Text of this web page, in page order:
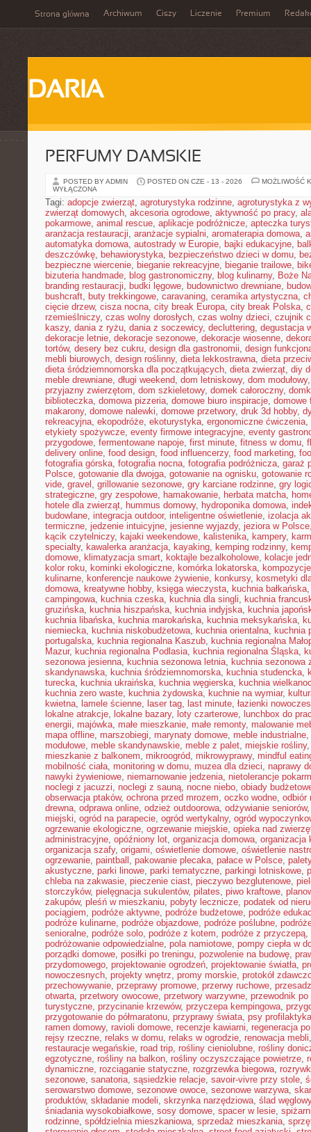
Strona główna Archiwum Ciszy Liczenie Premium
DARIA
PERFUMY DAMSKIE
POSTED BY ADMIN POSTED ON CZE - 13 - 2026
MOŻLIWOŚĆ
WYŁĄCZONA
Tagi: adopcje zwierząt, agroturystyka rodzinne, agroturystyka z
zwierząt domowych, akcesoria ogrodowe, aktywność po pracy,
pokarmowe, animal rescue, aplikacje podróżnicze, apteczka
aranżacja restauracji, aranżacje sypialni, aromaterapia domowa,
automatyka domowa, autostrady w Europie, bajki edukacyjne,
deszczówkę, behawiorystyka, bezpieczeństwo dzieci w domu,
bezpieczne wiercenie, bieganie rekreacyjne, bieganie trailowe,
bizuteria handmade, blog gastronomiczny, blog kulinarny, Boże
branding restauracji, budki lęgowe, budownictwo drewniane,
bushcraft, buty trekkingowe, caravaning, ceramika artystyczna,
cięcie drzew, cisza nocna, city break Europa, city break Polska,
rzemieślniczy, czas wolny dorosłych, czas wolny dzieci, czujnik
kaszy, dania z ryżu, dania z soczewicy, decluttering, degustacja
dekoracje letnie, dekoracje sezonowe, dekoracje wiosenne,
tortów, desery bez cukru, design dla gastronomii, design
mebli biurowych, design roślinny, dieta lekkostrawna, dieta
dieta śródziemnomorska dla początkujących, dieta zwierząt, diy
meble drewniane, długi weekend, dom letniskowy, dom modułowy
przyjazny zwierzętom, dom szkieletowy, domek całoroczny,
biblioteczka, domowa pizzeria, domowe biuro inspiracje, domowe
makarony, domowe nalewki, domowe przetwory, druk 3d hobby,
rekreacyjna, ekopodróże, ekoturystyka, ergonomiczne ćwiczenia,
etykiety spożywcze, eventy firmowe integracyjne, eventy
przygodowe, fermentowane napoje, first minute, fitness w domu,
delivery online, food design, food influencerzy, food marketing,
fotografia górska, fotografia nocna, fotografia podróżnicza, garaż
Polsce, gotowanie dla dwojga, gotowanie na ognisku, gotowanie
vide, gravel , grillowanie sezonowe, gry karciane rodzinne, gry
strategiczne, gry zespołowe, hamakowanie, herbata matcha,
hotele dla zwierząt, hummus domowy, hydroponika domowa,
budowlane, integracja outdoor, inteligentne oświetlenie, izolacja
termiczne, jedzenie intuicyjne, jesienne wyjazdy, jeziora w Polsce
kącik czytelniczy, kajaki weekendowe, kalistenika, kampery,
specialty, kawalerka aranżacja, kayaking, kemping rodzinny,
domowe, klimatyzacja smart, koktajle bezalkoholowe, kolacje
kolor roku, kominki ekologiczne, komórka lokatorska,
kulinarne, konferencje naukowe żywienie, konkursy, kosmetyki
domowa, kreatywne hobby, księga wieczysta, kuchnia bałkańska
campingowa, kuchnia czeska, kuchnia dla singli, kuchnia
gruzińska, kuchnia hiszpańska, kuchnia indyjska, kuchnia
kuchnia libańska, kuchnia marokańska, kuchnia meksykańska,
niemiecka, kuchnia niskobudżetowa, kuchnia orientalna, kuchnia
portugalska, kuchnia regionalna Kaszub, kuchnia regionalna
Mazur, kuchnia regionalna Podlasia, kuchnia regionalna Śląska,
sezonowa jesienna, kuchnia sezonowa letnia, kuchnia sezonowa
skandynawska, kuchnia śródziemnomorska, kuchnia studencka,
turecka, kuchnia ukraińska, kuchnia węgierska, kuchnia
kuchnia zero waste, kuchnia żydowska, kuchnie na wymiar,
kwietna, lamele ścienne, laser tag, last minute, łazienki
lokalne atrakcje, lokalne bazary, loty czarterowe, lunchbox do
energii, majówka, małe mieszkanie, małe remonty, malowanie
mapa offline, marszobiegi, marynaty domowe, meble industrialne,
modułowe, meble skandynawskie, meble z palet, miejskie rośliny
mieszkanie z balkonem, mikroogród, mikrowyprawy, mindful
mobilność ciała, monitoring w domu, muzea dla dzieci, naprawy
nawyki żywieniowe, niemarnowanie jedzenia, nietolerancje
noclegi z jacuzzi, noclegi z sauną, nocne niebo, obiady
obserwacja ptaków, ochrona przed mrozem, oczko wodne, odbiór
drewna, odprawa online, odzież outdoorowa, odżywianie seniorów
miejski, ogród na parapecie, ogród wertykalny, ogród
ogrzewanie ekologiczne, ogrzewanie miejskie, opieka nad
administracyjne, opóźniony lot, organizacja domowa, organizacja
organizacja szafy, origami, oświetlenie domowe, oświetlenie
ogrzewanie, paintball , pakowanie plecaka, pałace w Polsce,
akustyczne, parki linowe, parki tematyczne, parkingi lotniskowe,
chleba na zakwasie, pieczenie ciast, pieczywo bezglutenowe,
storczyków, pielęgnacja sukulentów, pilates, piwo kraftowe,
zakupów, pleśń w mieszkaniu, pobyty lecznicze, podatek od
pociągiem, podróże aktywne, podróże budżetowe, podróże
podróże kulinarne, podróże objazdowe, podróże poślubne,
senioralne, podróże solo, podróże z kotem, podróże z przyczepą,
podróżowanie odpowiedzialne, pola namiotowe, pompy ciepła w
porządki domowe, posiłki po treningu, pozwolenie na budowę,
przydomowego, projektowanie ogrodzeń, projektowanie światła,
nowoczesnych, projekty wnętrz, promy morskie, protokół
przechowywanie, przeprawy promowe, przerwy ruchowe,
otwarta, przetwory owocowe, przetwory warzywne, przewodnik
turystyczne, przycinanie krzewów, przyczepa kempingowa,
przygotowanie do półmaratonu, przyprawy świata, psy profilaktyka
ramen domowy, ravioli domowe, recenzje kawiarni, regeneracja
rejsy rzeczne, relaks w domu, relaks w ogrodzie, renowacja mebli
restauracje wegańskie, road trip, rośliny cieniolubne, rośliny
egzotyczne, rośliny na balkon, rośliny oczyszczające powietrze,
dynamiczne, rozciąganie statyczne, rozgrzewka biegowa,
sezonowe, sanatoria, sąsiedzkie relacje, savoir-vivre przy stole,
serowarstwo domowe, sezonowe owoce, sezonowe warzywa,
produktów, składanie modeli, skrzynka narzędziowa, ślad
śniadania wysokobiałkowe, sosy domowe, spacer w lesie,
rodzinne, spółdzielnia mieszkaniowa, sprzedaż mieszkania,